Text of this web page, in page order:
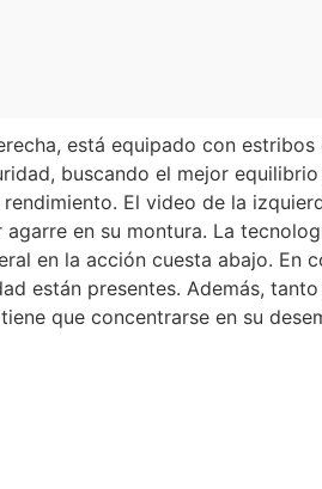
está equipado con estribos
buscando el mejor
El video de la
en su montura. La
en la acción cuesta abajo. En
están presentes. Además,
que concentrarse en su